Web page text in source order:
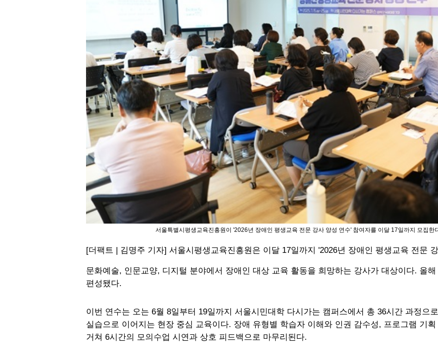
서울특별시평생교육진흥원이 '2026년 장애인 평생교육 전문 강사 양성 연수' 참여자를 이달 17일까지 모집한
[더팩트 | 김명주 기자] 서울시평생교육진흥원은 이달 17일까지 '2026년 장애인 평생교육 전문
문화예술, 인문교양, 디지털 분야에서 장애인 대상 교육 활동을 희망하는 강사가 대상이다. 올
편성됐다.
이번 연수는 오는 6월 8일부터 19일까지 서울시민대학 다시가는 캠퍼스에서 총 36시간 과정으
실습으로 이어지는 현장 중심 교육이다. 장애 유형별 학습자 이해와 인권 감수성, 프로그램 기
거쳐 6시간의 모의수업 시연과 상호 피드백으로 마무리된다.